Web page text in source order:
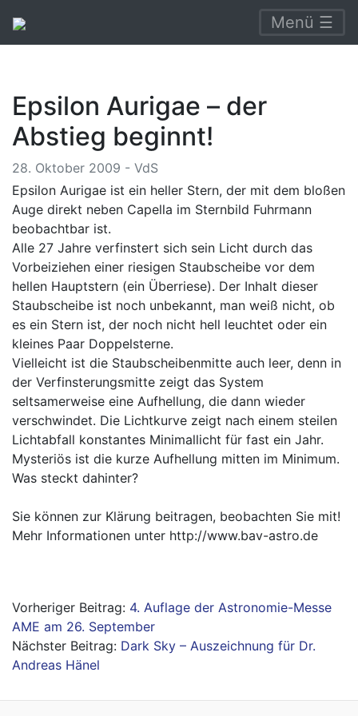
Menü ☰
Epsilon Aurigae – der
Abstieg beginnt!
28. Oktober 2009 - VdS
Epsilon Aurigae ist ein heller Stern, der mit dem bloßen
Auge direkt neben Capella im Sternbild Fuhrmann
beobachtbar ist.
Alle 27 Jahre verfinstert sich sein Licht durch das
Vorbeiziehen einer riesigen Staubscheibe vor dem
hellen Hauptstern (ein Überriese). Der Inhalt dieser
Staubscheibe ist noch unbekannt, man weiß nicht, ob
es ein Stern ist, der noch nicht hell leuchtet oder ein
kleines Paar Doppelsterne.
Vielleicht ist die Staubscheibenmitte auch leer, denn in
der Verfinsterungsmitte zeigt das System
seltsamerweise eine Aufhellung, die dann wieder
verschwindet. Die Lichtkurve zeigt nach einem steilen
Lichtabfall konstantes Minimallicht für fast ein Jahr.
Mysteriös ist die kurze Aufhellung mitten im Minimum.
Was steckt dahinter?
Sie können zur Klärung beitragen, beobachten Sie mit!
Mehr Informationen unter http://www.bav-astro.de
Beitragsnavigation4. Auflage der Astronomie-Messe
AME am 26. September
Dark Sky – Auszeichnung für Dr.
Andreas Hänel